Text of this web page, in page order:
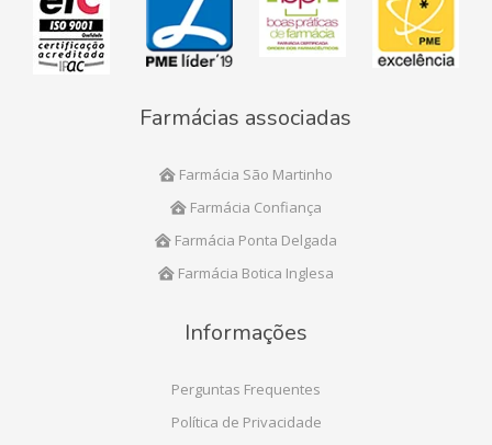
Farmácias associadas
Farmácia São Martinho
Farmácia Confiança
Farmácia Ponta Delgada
Farmácia Botica Inglesa
Informações
Perguntas Frequentes
Política de Privacidade